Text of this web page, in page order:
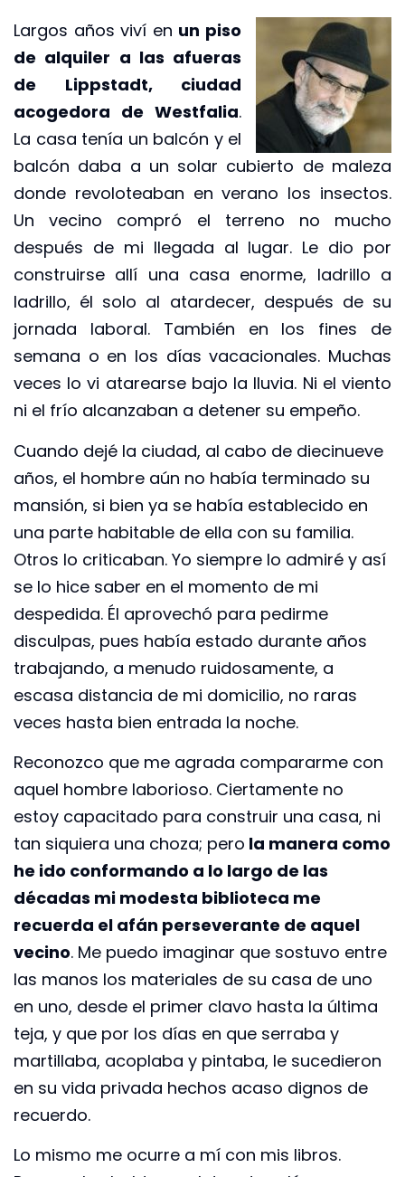
Largos años viví en un piso
de alquiler a las afueras
de Lippstadt, ciudad
acogedora de Westfalia.
La casa tenía un balcón y el
balcón daba a un solar cubierto de maleza
donde revoloteaban en verano los insectos.
Un vecino compró el terreno no mucho
después de mi llegada al lugar. Le dio por
construirse allí una casa enorme, ladrillo a
ladrillo, él solo al atardecer, después de su
jornada laboral. También en los fines de
semana o en los días vacacionales. Muchas
veces lo vi atarearse bajo la lluvia. Ni el viento
ni el frío alcanzaban a detener su empeño.
Cuando dejé la ciudad, al cabo de diecinueve
años, el hombre aún no había terminado su
mansión, si bien ya se había establecido en
una parte habitable de ella con su familia.
Otros lo criticaban. Yo siempre lo admiré y así
se lo hice saber en el momento de mi
despedida. Él aprovechó para pedirme
disculpas, pues había estado durante años
trabajando, a menudo ruidosamente, a
escasa distancia de mi domicilio, no raras
veces hasta bien entrada la noche.
Reconozco que me agrada compararme con
aquel hombre laborioso. Ciertamente no
estoy capacitado para construir una casa, ni
tan siquiera una choza; pero la manera como
he ido conformando a lo largo de las
décadas mi modesta biblioteca me
recuerda el afán perseverante de aquel
vecino. Me puedo imaginar que sostuvo entre
las manos los materiales de su casa de uno
en uno, desde el primer clavo hasta la última
teja, y que por los días en que serraba y
martillaba, acoplaba y pintaba, le sucedieron
en su vida privada hechos acaso dignos de
recuerdo.
Lo mismo me ocurre a mí con mis libros.